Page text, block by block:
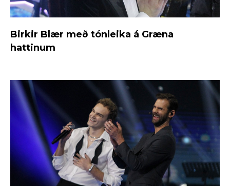
Birkir Blær með tónleika á Græna
hattinum